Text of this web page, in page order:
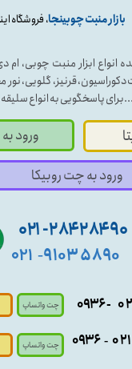
بازار منبت چوبینجا، فروشگاه
انواع ابزار منبت چوبی،
قرنیز، گلویی، نور
...برای پاسخگویی به انواع
- ۰۹۳۶
ورود
۹۰ ۲۸۴ ۲۸۴- ۰۲۱
۵۸۹۰ ۹۱۰۳ -۰۲۱
- ۰۹۳۶
ورود به چت روبیکا
چت واتساپ
چت واتساپ